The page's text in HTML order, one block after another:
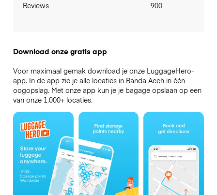
Reviews 900
Download onze gratis app
Voor maximaal gemak download je onze LuggageHero-
app. In de app zie je alle locaties in Banda Aceh in één
oogopslag. Met onze app kun je je bagage opslaan op een
van onze 1.000+ locaties.